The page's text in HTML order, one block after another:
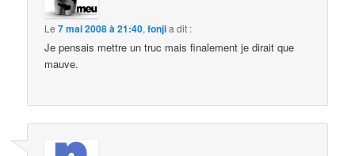
Le7 mai 2008 à 21:40,fonjia dit :
Je pensais mettre un truc mais finalement je dirait que
mauve.